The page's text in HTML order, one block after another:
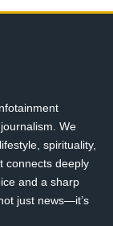
We
spirituality,
connects deeply
and a sharp
just news—it’s